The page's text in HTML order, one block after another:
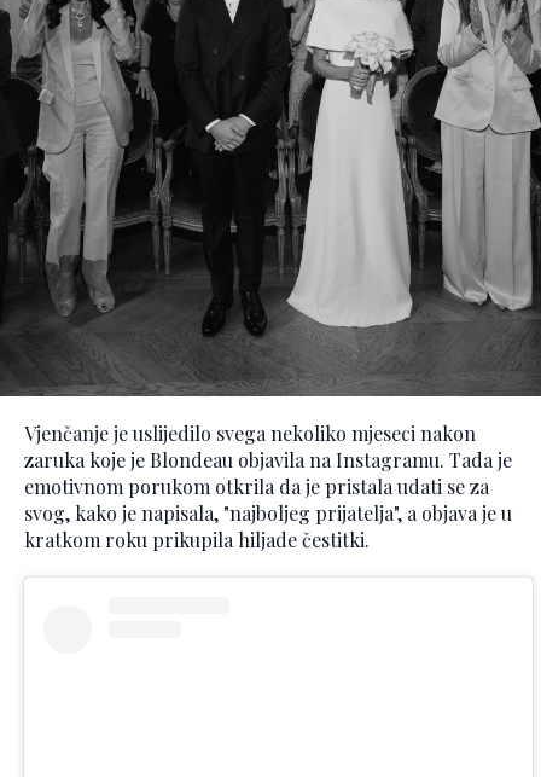
Vjenčanje je uslijedilo svega nekoliko mjeseci nakon
zaruka koje je Blondeau objavila na Instagramu. Tada je
emotivnom porukom otkrila da je pristala udati se za
svog, kako je napisala, "najboljeg prijatelja", a objava je u
kratkom roku prikupila hiljade čestitki.